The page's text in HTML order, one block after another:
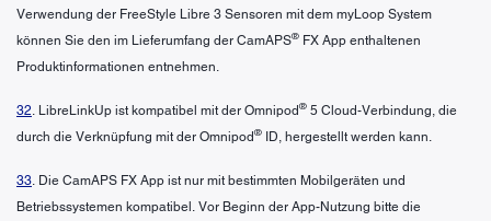
Verwendung der FreeStyle Libre 3 Sensoren mit dem myLoop System
können Sie den im Lieferumfang der CamAPS® FX App enthaltenen
Produktinformationen entnehmen.
32. LibreLinkUp ist kompatibel mit der Omnipod® 5 Cloud-Verbindung, die
durch die Verknüpfung mit der Omnipod® ID, hergestellt werden kann.
33. Die CamAPS FX App ist nur mit bestimmten Mobilgeräten und
Betriebssystemen kompatibel. Vor Beginn der App-Nutzung bitte die